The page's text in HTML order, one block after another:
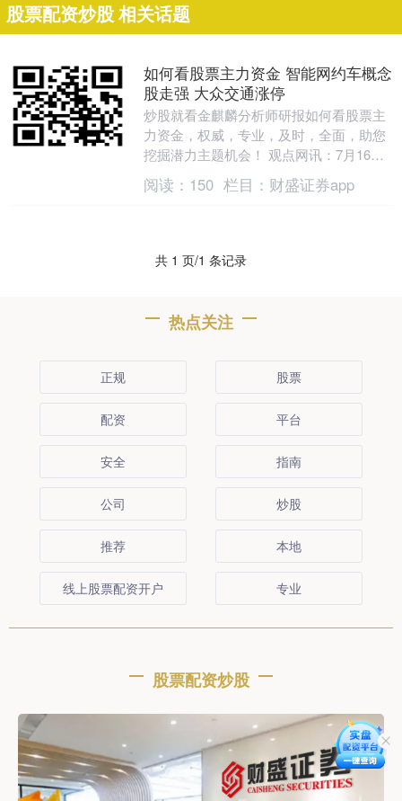
股票配资炒股 相关话题
如何看股票主力资金 智能网约车概念
股走强 大众交通涨停
炒股就看金麒麟分析师研报如何看股票主
力资金，权威，专业，及时，全面，助您
挖掘潜力主题机会！ 观点网讯：7月16
日，资本市场上智能网约车相关概念股表
现强劲，其中大....
阅读： 150 栏目： 财盛证券app
共 1 页/1 条记录
热点关注
正规 股票
配资 平台
安全 指南
公司 炒股
推荐 本地
线上股票配资开户 专业
股票配资炒股